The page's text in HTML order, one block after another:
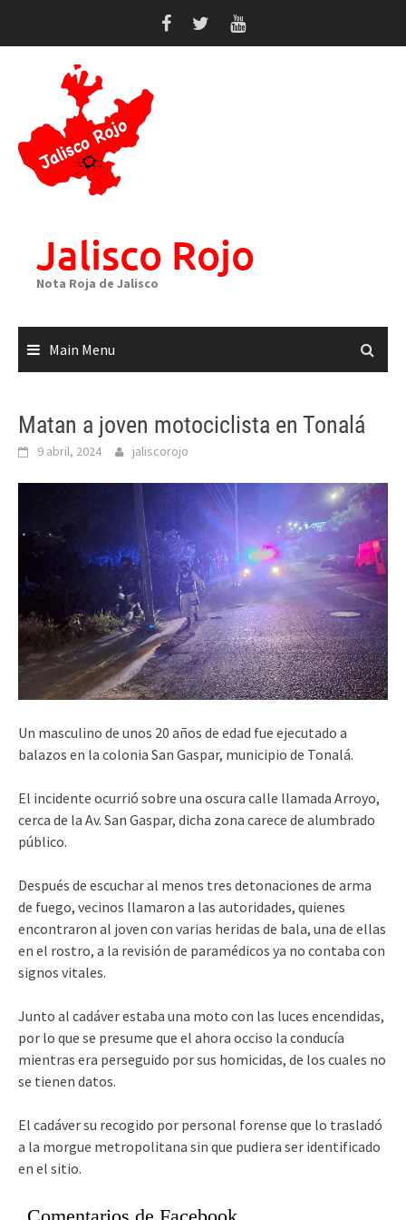
Jalisco Rojo
Nota Roja de Jalisco
Main Menu
Matan a joven motociclista en Tonalá
9 abril, 2024 jaliscorojo
Un masculino de unos 20 años de edad fue ejecutado a
balazos en la colonia San Gaspar, municipio de Tonalá.
El incidente ocurrió sobre una oscura calle llamada Arroyo,
cerca de la Av. San Gaspar, dicha zona carece de alumbrado
público.
Después de escuchar al menos tres detonaciones de arma
de fuego, vecinos llamaron a las autoridades, quienes
encontraron al joven con varias heridas de bala, una de ellas
en el rostro, a la revisión de paramédicos ya no contaba con
signos vitales.
Junto al cadáver estaba una moto con las luces encendidas,
por lo que se presume que el ahora occiso la conducía
mientras era perseguido por sus homicidas, de los cuales no
se tienen datos.
El cadáver su recogido por personal forense que lo trasladó
a la morgue metropolitana sin que pudiera ser identificado
en el sitio.